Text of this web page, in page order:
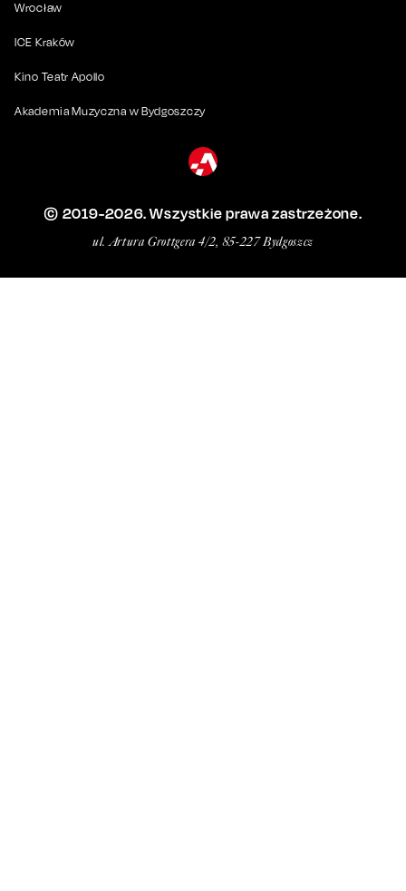
Wrocław
ICE Kraków
Kino Teatr Apollo
Akademia Muzyczna w Bydgoszczy
© 2019-2026. Wszystkie prawa zastrzeżone.
ul. Artura Grottgera 4/2, 85-227 Bydgoszcz